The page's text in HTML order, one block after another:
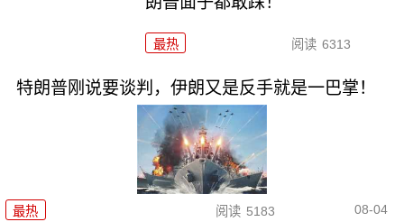
最热 阅读 6313
特朗普刚说要谈判，伊朗又是反手就是一巴掌！
最热 阅读 5183 08-04